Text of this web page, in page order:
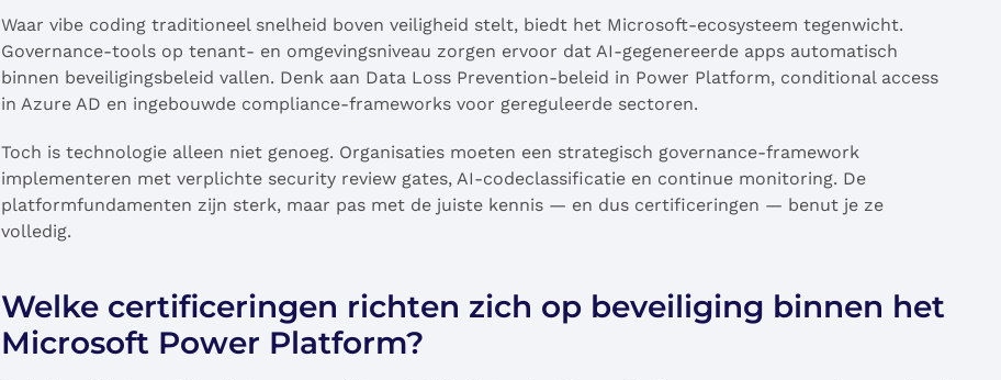
Waar vibe coding traditioneel snelheid boven veiligheid stelt, biedt het Microsoft-ecosysteem tegenwicht.
Governance-tools op tenant- en omgevingsniveau zorgen ervoor dat AI-gegenereerde apps automatisch
binnen beveiligingsbeleid vallen. Denk aan Data Loss Prevention-beleid in Power Platform, conditional access
in Azure AD en ingebouwde compliance-frameworks voor gereguleerde sectoren.
Toch is technologie alleen niet genoeg. Organisaties moeten een strategisch governance-framework
implementeren met verplichte security review gates, AI-codeclassificatie en continue monitoring. De
platformfundamenten zijn sterk, maar pas met de juiste kennis — en dus certificeringen — benut je ze
volledig.
Welke certificeringen richten zich op beveiliging binnen het
Microsoft Power Platform?